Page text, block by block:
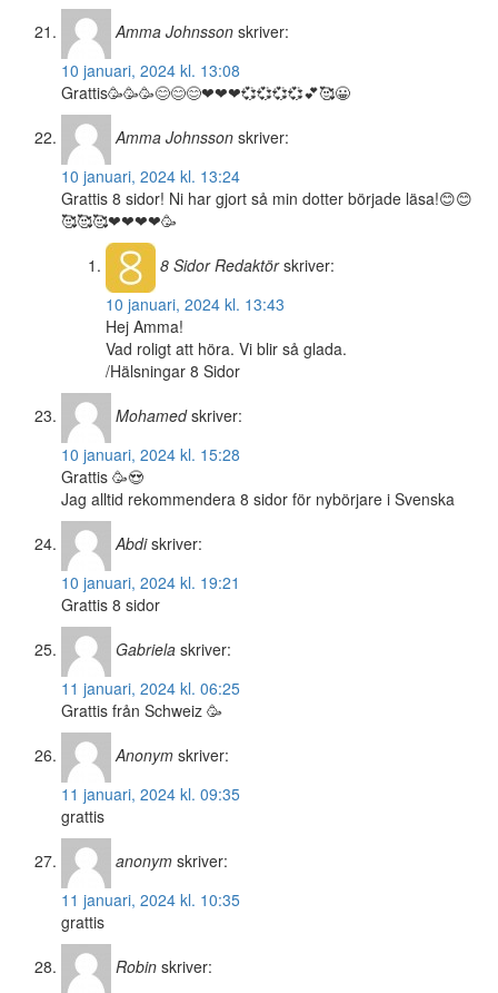
Amma Johnsson skriver:
10 januari, 2024 kl. 13:08
Grattis🥳🥳🥳😊😊😊❤❤❤💞💞💞💞💕🥰😀
Amma Johnsson skriver:
10 januari, 2024 kl. 13:24
Grattis 8 sidor! Ni har gjort så min dotter började läsa!😊😊
🥰🥰🥰❤❤❤❤🥳
8 SidorRedaktör skriver:
10 januari, 2024 kl. 13:43
Hej Amma!
Vad roligt att höra. Vi blir så glada.
/Hälsningar 8 Sidor
Mohamed skriver:
10 januari, 2024 kl. 15:28
Grattis 🥳😍
Jag alltid rekommendera 8 sidor för nybörjare i Svenska
Abdi skriver:
10 januari, 2024 kl. 19:21
Grattis 8 sidor
Gabriela skriver:
11 januari, 2024 kl. 06:25
Grattis från Schweiz 🥳
Anonym skriver:
11 januari, 2024 kl. 09:35
grattis
anonym skriver:
11 januari, 2024 kl. 10:35
grattis
Robin skriver: